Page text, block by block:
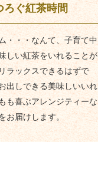
ろぐ紅茶時間
・・・なんて、子育て中
しい紅茶をいれることが
ラックスできるはずで
出しできる美味しいいれ
も喜ぶアレンジティーな
お届けします。